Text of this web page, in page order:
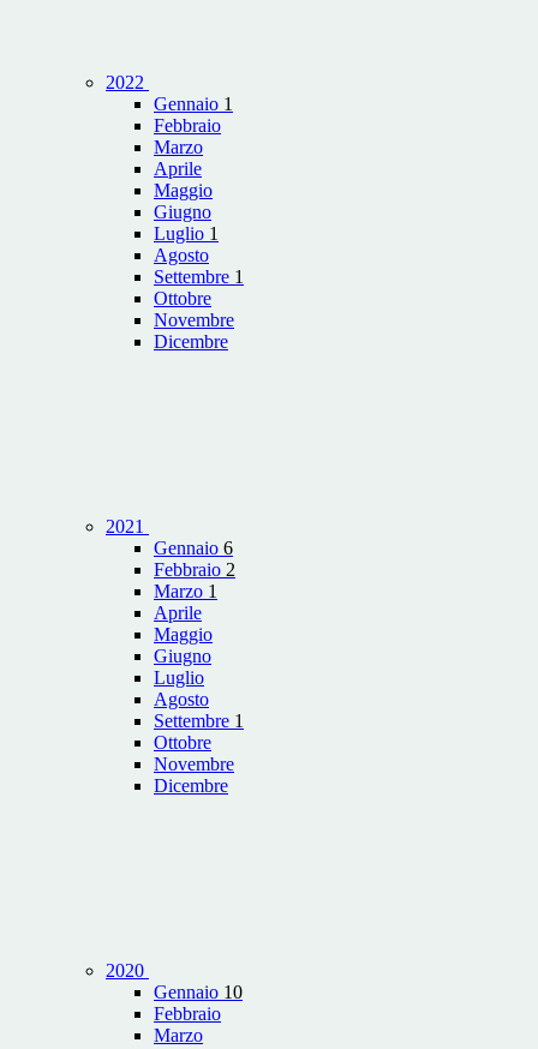
2022
Gennaio 1
Febbraio
Marzo
Aprile
Maggio
Giugno
Luglio 1
Agosto
Settembre 1
Ottobre
Novembre
Dicembre
2021
Gennaio 6
Febbraio 2
Marzo 1
Aprile
Maggio
Giugno
Luglio
Agosto
Settembre 1
Ottobre
Novembre
Dicembre
2020
Gennaio 10
Febbraio
Marzo